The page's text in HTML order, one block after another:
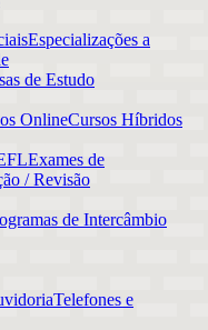
Especializações a
de Estudo
OnlineCursos Híbridos
Exames de
/ Revisão
de Intercâmbio
Telefones e